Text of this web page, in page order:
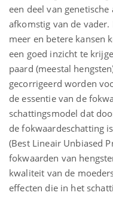
een deel van
afkomstig van de vader.
meer en betere kansen
een goed inzicht te
paard (meestal
gecorrigeerd worden
de essentie van de
schattingsmodel dat
de fokwaardeschatting
(Best Lineair Unbiased
fokwaarden van
kwaliteit van de
effecten die in het